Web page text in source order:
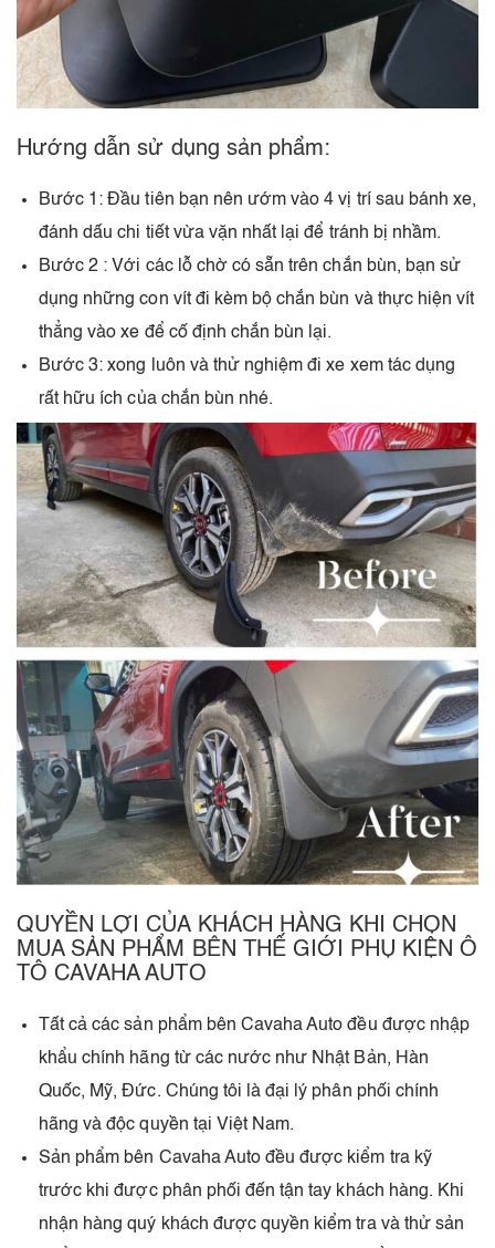
Hướng dẫn sử dụng sản phẩm:
Bước 1: Đầu tiên bạn nên ướm vào 4 vị trí sau bánh xe,
đánh dấu chi tiết vừa vặn nhất lại để tránh bị nhầm.
Bước 2 : Với các lỗ chờ có sẵn trên chắn bùn, bạn sử
dụng những con vít đi kèm bộ chắn bùn và thực hiện vít
thẳng vào xe để cố định chắn bùn lại.
Bước 3: xong luôn và thử nghiệm đi xe xem tác dụng
rất hữu ích của chắn bùn nhé.
QUYỀN LỢI CỦA KHÁCH HÀNG KHI CHỌN
MUA SẢN PHẨM BÊN THẾ GIỚI PHỤ KIỆN Ô
TÔ CAVAHA AUTO
Tất cả các sản phẩm bên Cavaha Auto đều được nhập
khẩu chính hãng từ các nước như Nhật Bản, Hàn
Quốc, Mỹ, Đức. Chúng tôi là đại lý phân phối chính
hãng và độc quyền tại Việt Nam.
Sản phẩm bên Cavaha Auto đều được kiểm tra kỹ
trước khi được phân phối đến tận tay khách hàng. Khi
nhận hàng quý khách được quyền kiểm tra và thử sản